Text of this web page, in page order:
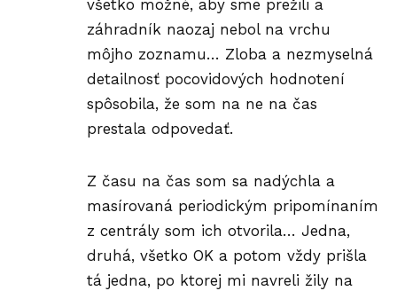
všetko možné, aby sme prežili a
záhradník naozaj nebol na vrchu
môjho zoznamu… Zloba a nezmyselná
detailnosť pocovidových hodnotení
spôsobila, že som na ne na čas
prestala odpovedať.
Z času na čas som sa nadýchla a
masírovaná periodickým pripomínaním
z centrály som ich otvorila… Jedna,
druhá, všetko OK a potom vždy prišla
tá jedna, po ktorej mi navreli žily na